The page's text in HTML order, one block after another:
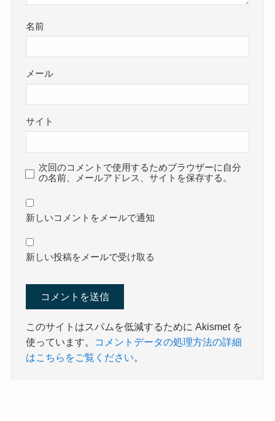
名前
メール
サイト
次回のコメントで使用するためブラウザーに自分
の名前、メールアドレス、サイトを保存する。
新しいコメントをメールで通知
新しい投稿をメールで受け取る
このサイトはスパムを低減するために Akismet を
使っています。
コメントデータの処理方法の詳細
はこちらをご覧ください。